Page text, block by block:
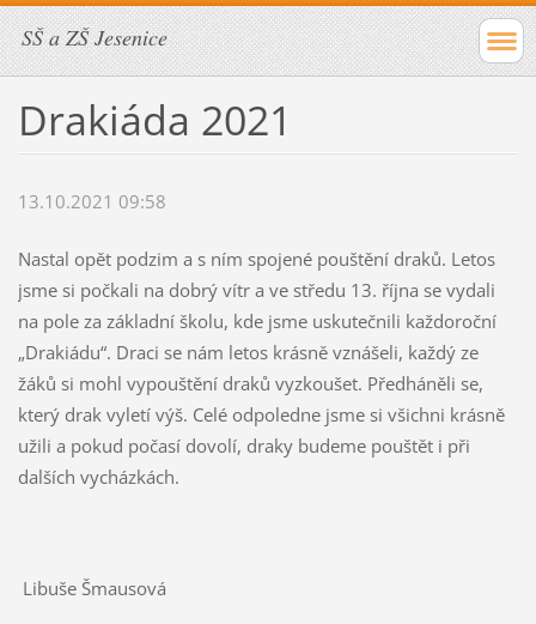
SŠ a ZŠ Jesenice
Drakiáda 2021
13.10.2021 09:58
Nastal opět podzim a s ním spojené pouštění draků. Letos
jsme si počkali na dobrý vítr a ve středu 13. října se vydali
na pole za základní školu, kde jsme uskutečnili každoroční
„Drakiádu“. Draci se nám letos krásně vznášeli, každý ze
žáků si mohl vypouštění draků vyzkoušet. Předháněli se,
který drak vyletí výš. Celé odpoledne jsme si všichni krásně
užili a pokud počasí dovolí, draky budeme pouštět i při
dalších vycházkách.
Libuše Šmausová